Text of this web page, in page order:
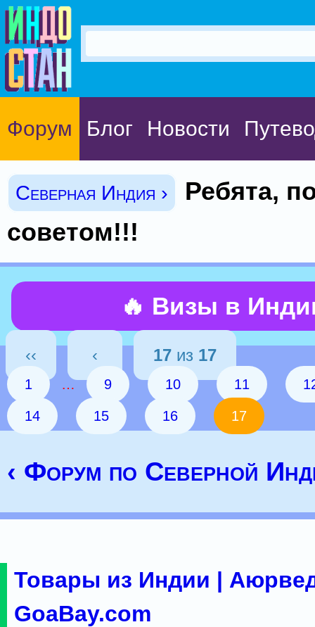
Форум Блог Новости
Северная Индия ›
Ребята,
советом!!!
🔥 Визы в
‹‹ ‹ 17 из 17
1 … 9 10 11
14 15 16 17
‹ Форум по Северной
Товары из Индии |
GoaBay.com